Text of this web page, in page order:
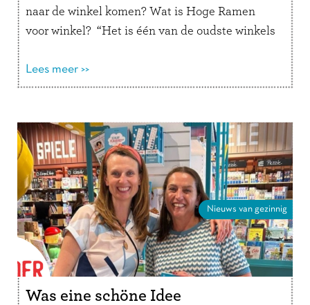
naar de winkel komen? Wat is Hoge Ramen
voor winkel? “Het is één van de oudste winkels
Lees meer >>
Nieuws van gezinnig
Was eine schöne Idee